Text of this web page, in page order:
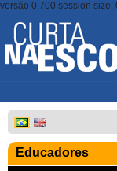
versão 0.700 session size:
Educadores